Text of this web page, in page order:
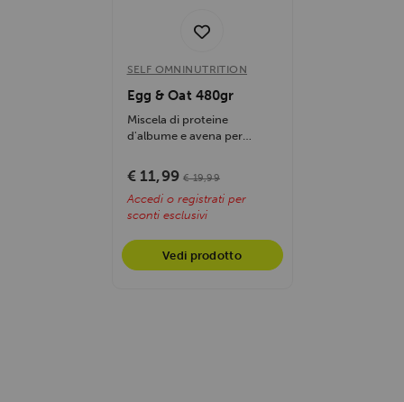
SELF OMNINUTRITION
Egg & Oat 480gr
Miscela di proteine
d'albume e avena per
sostenuta e...
€ 11,99 € 19,99
Accedi o registrati per
sconti esclusivi
Vedi prodotto